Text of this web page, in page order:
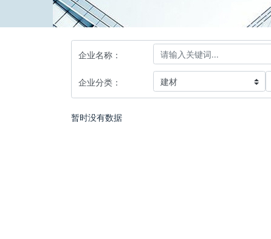
企业名称：
企业分类：
暂时没有数据